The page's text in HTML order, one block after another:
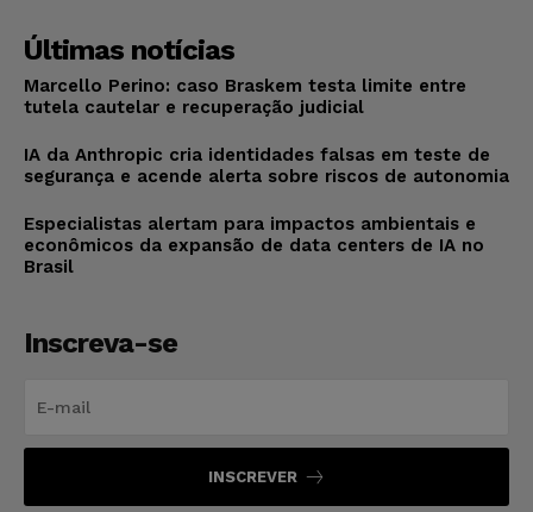
Últimas notícias
Marcello Perino: caso Braskem testa limite entre
tutela cautelar e recuperação judicial
IA da Anthropic cria identidades falsas em teste de
segurança e acende alerta sobre riscos de autonomia
Especialistas alertam para impactos ambientais e
econômicos da expansão de data centers de IA no
Brasil
Inscreva-se
INSCREVER